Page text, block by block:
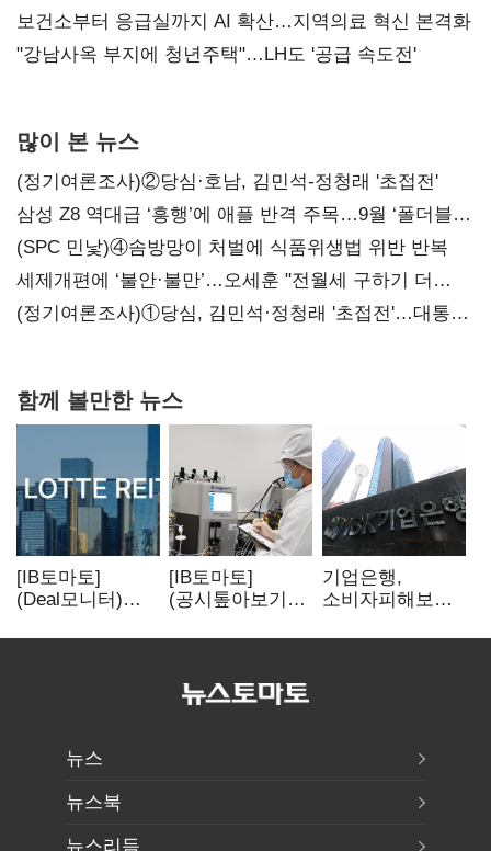
보건소부터 응급실까지 AI 확산…지역의료 혁신 본격화
"강남사옥 부지에 청년주택"…LH도 '공급 속도전'
많이 본 뉴스
(정기여론조사)②당심·호남, 김민석-정청래 '초접전'
삼성 Z8 역대급 ‘흥행’에 애플 반격 주목…9월 ‘폴더블
대전’
(SPC 민낯)④솜방망이 처벌에 식품위생법 위반 반복
세제개편에 ‘불안·불만’…오세훈 "전월세 구하기 더
힘들어질 것"
(정기여론조사)①당심, 김민석·정청래 '초접전'…대통령
함께 볼만한 뉴스
[IB토마토]
(Deal모니터)
발행…빠듯한
[IB토마토]
(공시톺아보기)
무엇이 '중요한
기업은행,
소비자피해보상
보이스피싱 공시
뉴스
뉴스북
뉴스리듬